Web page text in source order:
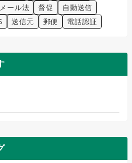
ール法 督促
自動送信
送信元 郵便 電話認証